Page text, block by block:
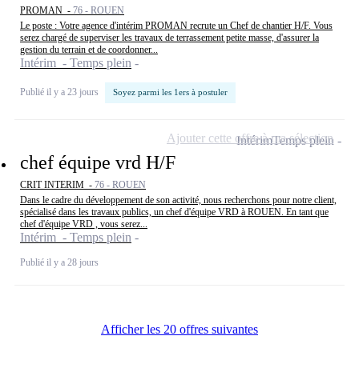
PROMAN - 76 - ROUEN
Le poste : Votre agence d'intérim PROMAN recrute un Chef de chantier H/F. Vous
serez chargé de superviser les travaux de terrassement petite masse, d'assurer la
gestion du terrain et de coordonner...
Intérim - Temps plein
Publié il y a 23 jours Soyez parmi les 1ers à postuler
chef équipe vrd H/F
CRIT INTERIM - 76 - ROUEN
Dans le cadre du développement de son activité, nous recherchons pour notre client,
spécialisé dans les travaux publics, un chef d'équipe VRD à ROUEN. En tant que
chef d'équipe VRD , vous serez...
Intérim - Temps plein
Publié il y a 28 jours
IntérimTemps plein
Ajouter cette offre à ma sélection
Afficher les 20 offres suivantes